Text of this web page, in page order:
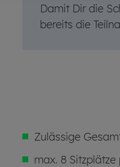
Damit Dir die
bereits die
Zulässige
max. 8